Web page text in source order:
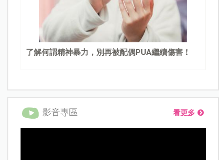
了解何謂精神暴力，別再被配偶PUA繼續傷害！
影音專區 看更多